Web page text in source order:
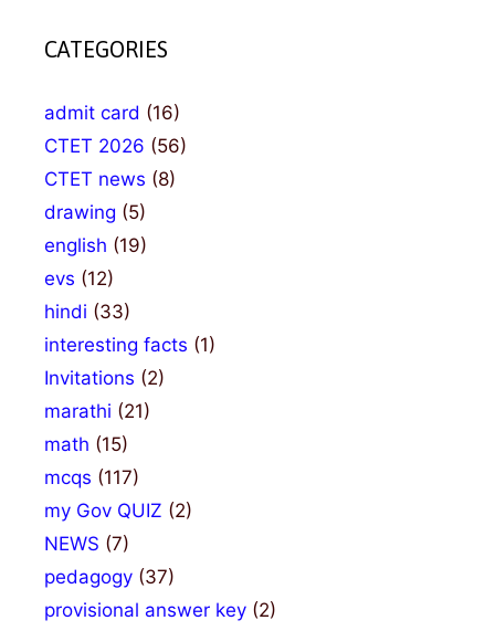
CATEGORIES
admit card (16)
CTET 2026 (56)
CTET news (8)
drawing (5)
english (19)
evs (12)
hindi (33)
interesting facts (1)
Invitations (2)
marathi (21)
math (15)
mcqs (117)
my Gov QUIZ (2)
NEWS (7)
pedagogy (37)
provisional answer key (2)